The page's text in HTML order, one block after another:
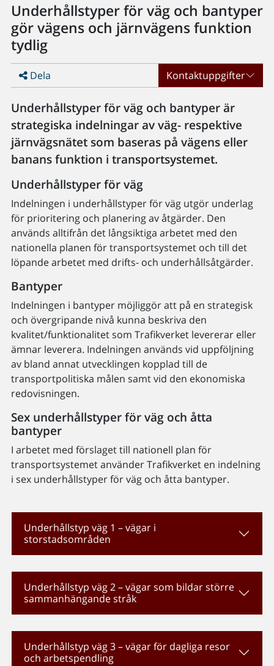
Underhållstyper för väg och bantyper
gör vägens och järnvägens funktion
tydlig
Dela Kontaktuppgifter
Underhållstyper för väg och bantyper är
strategiska indelningar av väg- respektive
järnvägsnätet som baseras på vägens eller
banans funktion i transportsystemet.
Underhållstyper för väg
Indelningen i underhållstyper för väg utgör underlag
för prioritering och planering av åtgärder. Den
används alltifrån det långsiktiga arbetet med den
nationella planen för transportsystemet och till det
löpande arbetet med drifts- och underhållsåtgärder.
Bantyper
Indelningen i bantyper möjliggör att på en strategisk
och övergripande nivå kunna beskriva den
kvalitet/funktionalitet som Trafikverket levererar eller
ämnar leverera. Indelningen används vid uppföljning
av bland annat utvecklingen kopplad till de
transportpolitiska målen samt vid den ekonomiska
redovisningen.
Sex underhållstyper för väg och åtta
bantyper
I arbetet med förslaget till nationell plan för
transportsystemet använder Trafikverket en indelning
i sex underhållstyper för väg och åtta bantyper.
Underhållstyp väg 1 – vägar i
storstadsområden
Underhållstyp väg 2 – vägar som bildar större
sammanhängande stråk
Underhållstyp väg 3 – vägar för dagliga resor
och arbetspendling